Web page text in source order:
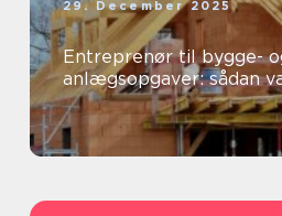
29. December 2025
Entreprenør til bygge-
anlægsopgaver: sådan